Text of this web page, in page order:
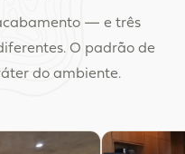
— e três
O padrão de
do ambiente.